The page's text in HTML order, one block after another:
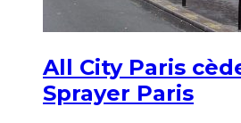
All City Paris
Sprayer Paris